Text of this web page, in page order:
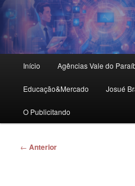
principal
Início Agências Vale do
Educação&Mercado Josué
O Publicitando
Navegação
← Anterior